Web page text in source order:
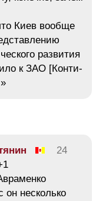
Киев вообще
развития
к ЗАО [Конти-
24
он несколько